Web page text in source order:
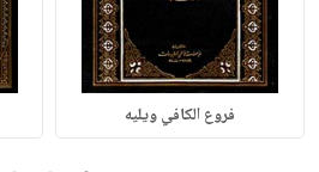
فروع الكافي ويليه